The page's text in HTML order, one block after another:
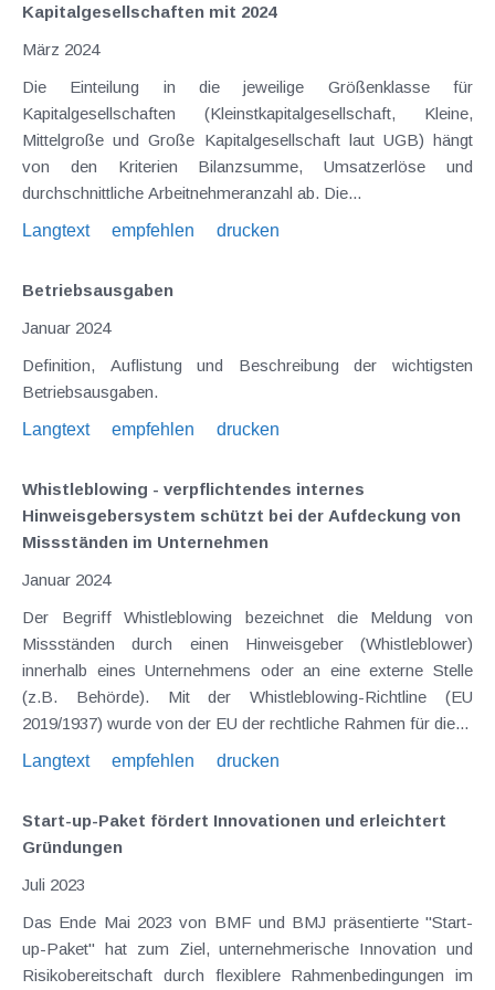
Kapitalgesellschaften mit 2024
März 2024
Die Einteilung in die jeweilige Größenklasse für
Kapitalgesellschaften (Kleinstkapitalgesellschaft, Kleine,
Mittelgroße und Große Kapitalgesellschaft laut UGB) hängt
von den Kriterien Bilanzsumme, Umsatzerlöse und
durchschnittliche Arbeitnehmeranzahl ab. Die...
Langtext
empfehlen drucken
Betriebsausgaben
Januar 2024
Definition, Auflistung und Beschreibung der wichtigsten
Betriebsausgaben.
Langtext
empfehlen drucken
Whistleblowing - verpflichtendes internes
Hinweisgebersystem schützt bei der Aufdeckung von
Missständen im Unternehmen
Januar 2024
Der Begriff Whistleblowing bezeichnet die Meldung von
Missständen durch einen Hinweisgeber (Whistleblower)
innerhalb eines Unternehmens oder an eine externe Stelle
(z.B. Behörde). Mit der Whistleblowing-Richtline (EU
2019/1937) wurde von der EU der rechtliche Rahmen für die...
Langtext
empfehlen drucken
Start-up-Paket fördert Innovationen und erleichtert
Gründungen
Juli 2023
Das Ende Mai 2023 von BMF und BMJ präsentierte "Start-
up-Paket" hat zum Ziel, unternehmerische Innovation und
Risikobereitschaft durch flexiblere Rahmenbedingungen im